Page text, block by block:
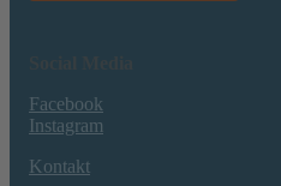
Facebook
Instagram
Kontakt